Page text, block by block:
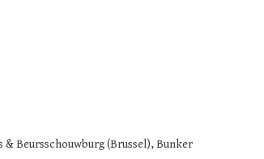
& Beursschouwburg (Brussel), Bunker